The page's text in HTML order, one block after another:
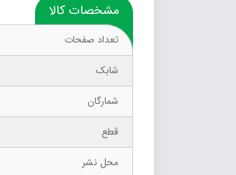
مشخصات کالا
تعداد صفحات
شابک
شمارگان
قطع
محل نشر